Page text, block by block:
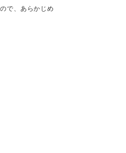
で、あらかじめ